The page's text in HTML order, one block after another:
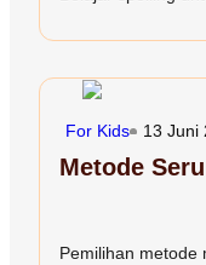
For Kids 13 Juni
Metode
Pemilihan metode